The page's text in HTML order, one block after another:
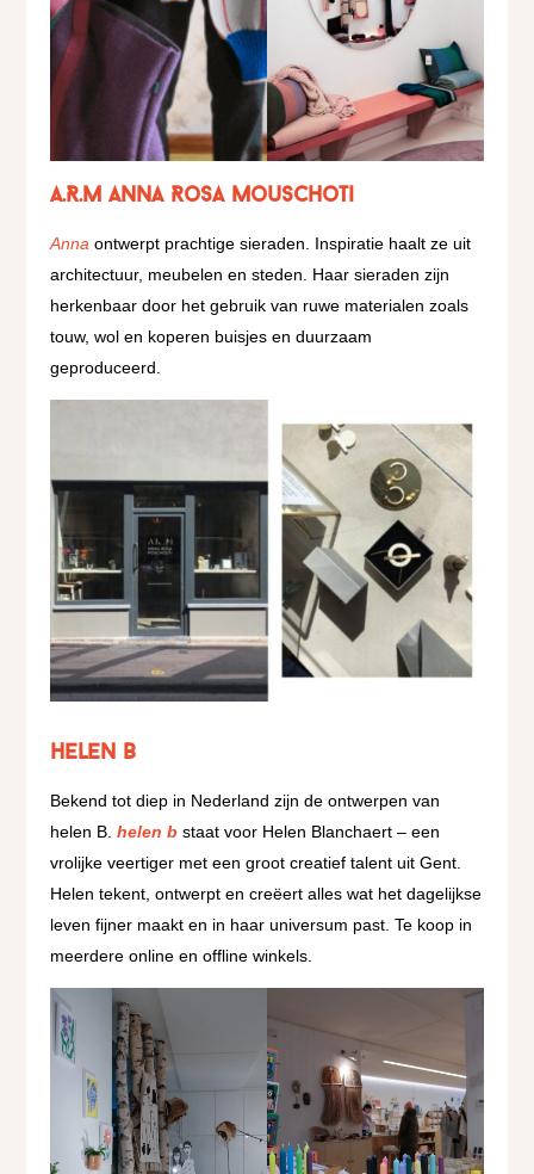
A.R.M Anna Rosa Mouschoti
Anna ontwerpt prachtige sieraden. Inspiratie haalt ze uit
architectuur, meubelen en steden. Haar sieraden zijn
herkenbaar door het gebruik van ruwe materialen zoals
touw, wol en koperen buisjes en duurzaam
geproduceerd.
helen B
Bekend tot diep in Nederland zijn de ontwerpen van
helen B.helen b staat voor Helen Blanchaert – een
vrolijke veertiger met een groot creatief talent uit Gent.
Helen tekent, ontwerpt en creëert alles wat het dagelijkse
leven fijner maakt en in haar universum past. Te koop in
meerdere online en offline winkels.